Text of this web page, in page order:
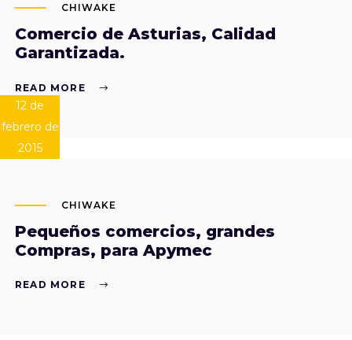
CHIWAKE
Comercio de Asturias, Calidad
Garantizada.
READ MORE
12 de
febrero de
2015
CHIWAKE
Pequeños comercios, grandes
Compras, para Apymec
READ MORE